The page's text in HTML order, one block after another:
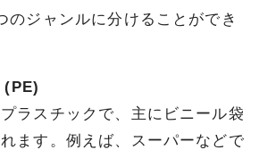
のジャンルに分けることができ
(PE)
ラスチックで、主にビニール袋
ます。例えば、スーパーなどで